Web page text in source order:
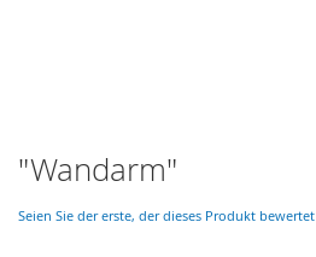
Anfang
Bildergalerie
"Wandarm"
Seien Sie der erste, der dieses Produkt bewertet